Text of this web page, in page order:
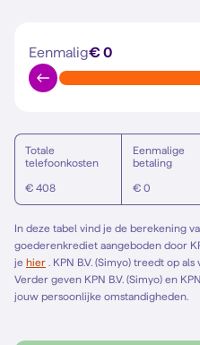
Eenmalig€ 0
Totale
telefoonkosten
€ 408
Eenmalige
betaling
€ 0
In deze tabel vind je de berekening
goederenkrediet aangeboden door
je hier
Verder geven KPN B.V. (Simyo) en
jouw persoonlijke omstandigheden.